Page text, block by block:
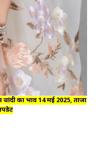
का भाव 14 मई 2025, ताजा